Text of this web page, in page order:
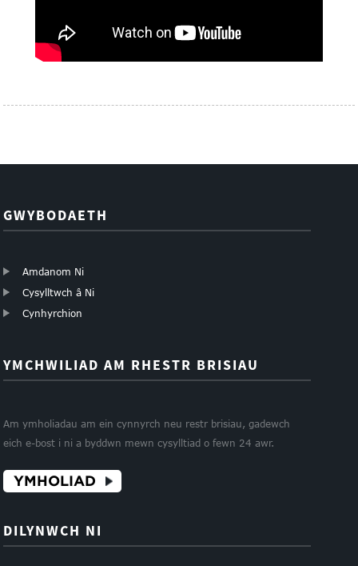
GWYBODAETH
Amdanom Ni
Cysylltwch â Ni
Cynhyrchion
YMCHWILIAD AM RHESTR BRISIAU
Am ymholiadau am ein cynnyrch neu restr brisiau, gadewch
eich e-bost i ni a byddwn mewn cysylltiad o fewn 24 awr.
YMHOLIAD
DILYNWCH NI